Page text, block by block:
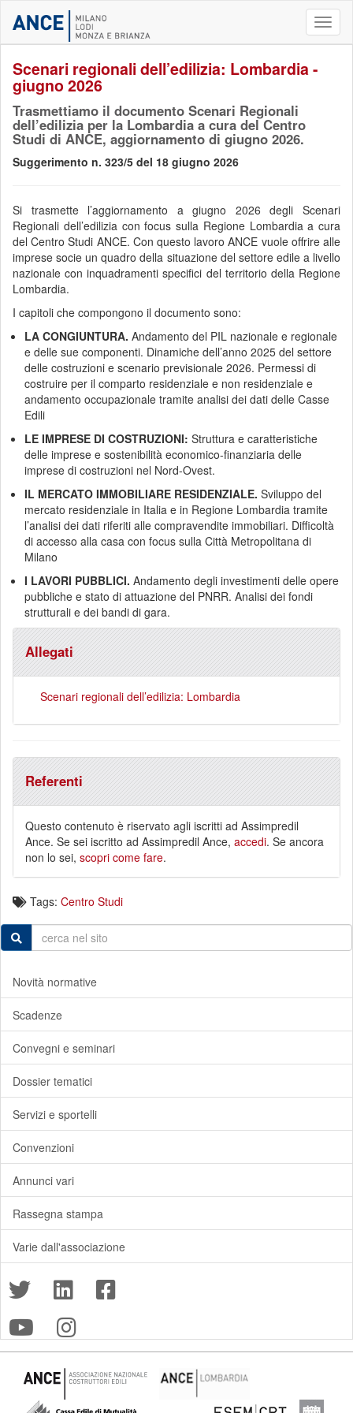
Scenari regionali dell’edilizia: Lombardia -
giugno 2026
Trasmettiamo il documento Scenari Regionali
dell’edilizia per la Lombardia a cura del Centro
Studi di ANCE, aggiornamento di giugno 2026.
Suggerimento n. 323/5 del 18 giugno 2026
Si trasmette l’aggiornamento a giugno 2026 degli Scenari
Regionali dell’edilizia con focus sulla Regione Lombardia a cura
del Centro Studi ANCE. Con questo lavoro ANCE vuole offrire alle
imprese socie un quadro della situazione del settore edile a livello
nazionale con inquadramenti specifici del territorio della Regione
Lombardia.
I capitoli che compongono il documento sono:
LA CONGIUNTURA. Andamento del PIL nazionale e regionale
e delle sue componenti. Dinamiche dell’anno 2025 del settore
delle costruzioni e scenario previsionale 2026. Permessi di
costruire per il comparto residenziale e non residenziale e
andamento occupazionale tramite analisi dei dati delle Casse
Edili
LE IMPRESE DI COSTRUZIONI: Struttura e caratteristiche
delle imprese e sostenibilità economico-finanziaria delle
imprese di costruzioni nel Nord-Ovest.
IL MERCATO IMMOBILIARE RESIDENZIALE. Sviluppo del
mercato residenziale in Italia e in Regione Lombardia tramite
l’analisi dei dati riferiti alle compravendite immobiliari. Difficoltà
di accesso alla casa con focus sulla Città Metropolitana di
Milano
I LAVORI PUBBLICI. Andamento degli investimenti delle opere
pubbliche e stato di attuazione del PNRR. Analisi dei fondi
strutturali e dei bandi di gara.
Allegati
Scenari regionali dell’edilizia: Lombardia
Referenti
Questo contenuto è riservato agli iscritti ad Assimpredil
Ance. Se sei iscritto ad Assimpredil Ance, accedi. Se ancora
non lo sei, scopri come fare.
Tags: Centro Studi
Novità normative
Scadenze
Convegni e seminari
Dossier tematici
Servizi e sportelli
Convenzioni
Annunci vari
Rassegna stampa
Varie dall'associazione